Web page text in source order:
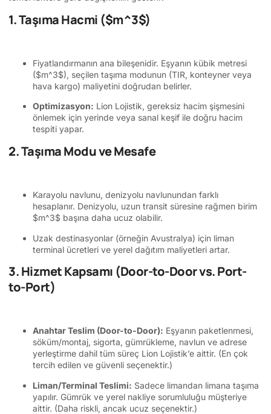
1. Taşıma Hacmi ($m^3$)
Fiyatlandırmanın ana bileşenidir. Eşyanın kübik metresi
($m^3$), seçilen taşıma modunun (TIR, konteyner veya
hava kargo) maliyetini doğrudan belirler.
Optimizasyon: Lion Lojistik, gereksiz hacim şişmesini
önlemek için yerinde veya sanal keşif ile doğru hacim
tespiti yapar.
2. Taşıma Modu ve Mesafe
Karayolu navlunu, denizyolu navlunundan farklı
hesaplanır. Denizyolu, uzun transit süresine rağmen birim
$m^3$ başına daha ucuz olabilir.
Uzak destinasyonlar (örneğin Avustralya) için liman
terminal ücretleri ve yerel dağıtım maliyetleri artar.
3. Hizmet Kapsamı (Door-to-Door vs. Port-
to-Port)
Anahtar Teslim (Door-to-Door): Eşyanın paketlenmesi,
söküm/montaj, sigorta, gümrükleme, navlun ve adrese
yerleştirme dahil tüm süreç Lion Lojistik’e aittir. (En çok
tercih edilen ve güvenli seçenektir.)
Liman/Terminal Teslimi: Sadece limandan limana taşıma
yapılır. Gümrük ve yerel nakliye sorumluluğu müşteriye
aittir. (Daha riskli, ancak ucuz seçenektir.)